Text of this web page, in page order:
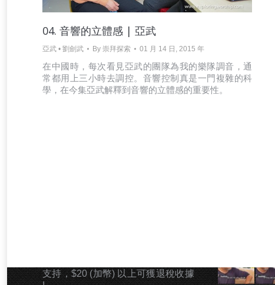
04. 音響的立體感 | 亞武
亞武 • 劉劍武 By 崇拜探索 01 月 14 日, 2015 年
在中國時，每次看見亞武的團隊為我的樂隊調音，通
常都用上三小時去調控。音響控制真是一門複雜的科
學，在今集亞武解釋到音響的立體感的重要性。
支持，$20 (加幣) 以上可獲退稅收據